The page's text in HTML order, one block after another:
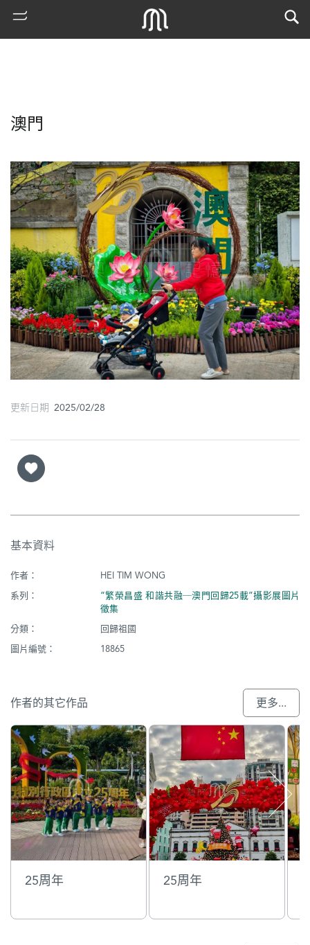
熱
門
搜
索
古
地
圖
媽
閣
寺
街
市
澳門
更新日期 2025/02/28
基本資料
作者：
HEI TIM WONG
系列：
“繁榮昌盛 和諧共融─澳門回歸25載”攝影展圖片
徵集
分類：
回歸祖國
圖片編號：
18865
作者的其它作品 更多...
25周年 25周年